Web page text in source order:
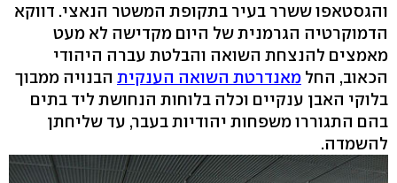
והגסטאפו ששרר בעיר בתקופת המשטר הנאצי. דווקא
הדמוקרטיה הגרמנית של היום מקדישה לא מעט
מאמצים להנצחת השואה והבלטת עברה היהודי
הכאוב, החל מאנדרטת השואה הענקית הבנויה ממבוך
בלוקי האבן ענקיים וכלה בלוחות הנחושת ליד בתים
בהם התגוררו משפחות יהודיות בעבר, עד שליחתן
להשמדה.